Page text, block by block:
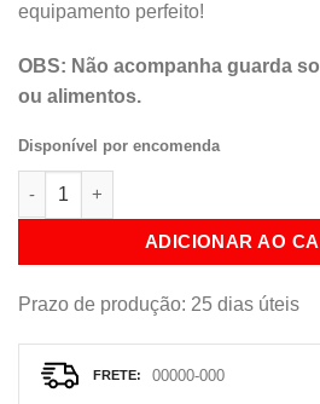
equipamento perfeito!
OBS: Não acompanha guarda
ou alimentos.
Disponível por encomenda
WPPL Hot Dog quantidade
ADICIONAR AO
Prazo de produção: 25 dias úteis